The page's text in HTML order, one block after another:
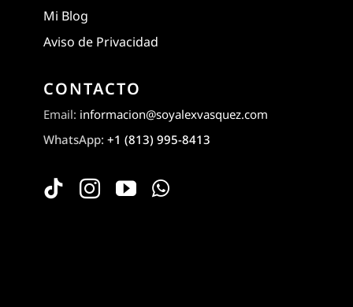
Mi Blog
Aviso de Privacidad
CONTACTO
Email: informacion@soyalexvasquez.com
WhatsApp:+1 (813) 995-8413